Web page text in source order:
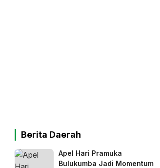
Berita Daerah
Apel Hari Pramuka
Bulukumba Jadi Momentum